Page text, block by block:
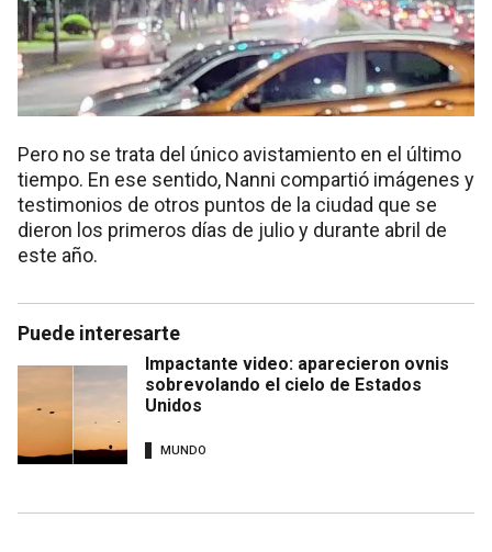
Pero no se trata del único avistamiento en el último
tiempo. En ese sentido, Nanni compartió imágenes y
testimonios de otros puntos de la ciudad que se
dieron los primeros días de julio y durante abril de
este año.
Puede interesarte
Impactante video: aparecieron ovnis
sobrevolando el cielo de Estados
Unidos
MUNDO